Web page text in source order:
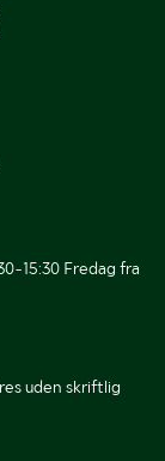
15:30 Fredag fra
uden skriftlig